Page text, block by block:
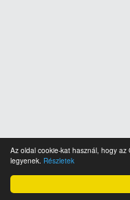
Az oldal cookie-kat használ, hogy
legyenek. Részletek